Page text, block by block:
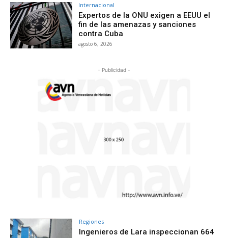
Internacional
Expertos de la ONU exigen a EEUU el
fin de las amenazas y sanciones
contra Cuba
agosto 6, 2026
- Publicidad -
Regiones
Ingenieros de Lara inspeccionan 664